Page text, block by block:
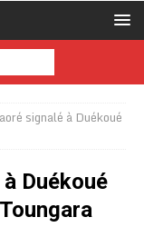
signalé à Duékoué
Duékoué